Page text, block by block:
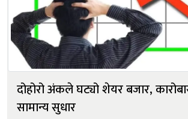
दोहोरो अंकले घट्यो शेयर बजार,
सामान्य सुधार